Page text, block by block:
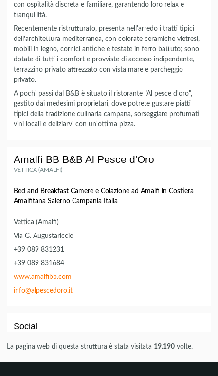
con ospitalità discreta e familiare, garantendo loro relax e
tranquillità.
Recentemente ristrutturato, presenta nell'arredo i tratti tipici
dell'architettura mediterranea, con colorate ceramiche vietresi,
mobili in legno, cornici antiche e testate in ferro battuto; sono
dotate di tutti i comfort e provviste di accesso indipendente,
terrazzino privato attrezzato con vista mare e parcheggio
privato.
A pochi passi dal B&B è situato il ristorante "Al pesce d'oro",
gestito dai medesimi proprietari, dove potrete gustare piatti
tipici della tradizione culinaria campana, sorseggiare profumati
vini locali e deliziarvi con un'ottima pizza.
Amalfi BB B&B Al Pesce d'Oro
VETTICA (AMALFI)
Bed and Breakfast Camere e Colazione ad Amalfi in Costiera
Amalfitana Salerno Campania Italia
Vettica (Amalfi)
Via G. Augustariccio
+39 089 831231
+39 089 831684
www.amalfibb.com
info@alpescedoro.it
Social
La pagina web di questa struttura è stata visitata 19.190 volte.